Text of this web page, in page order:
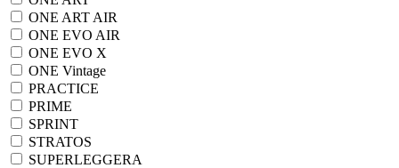
ONE ART AIR
ONE EVO AIR
ONE EVO X
ONE Vintage
PRACTICE
PRIME
SPRINT
STRATOS
SUPERLEGGERA